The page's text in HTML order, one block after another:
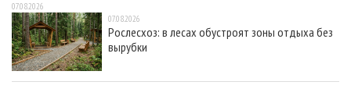
07.08.2026
07.08.2026
Рослесхоз: в лесах обустроят зоны отдыха без
вырубки